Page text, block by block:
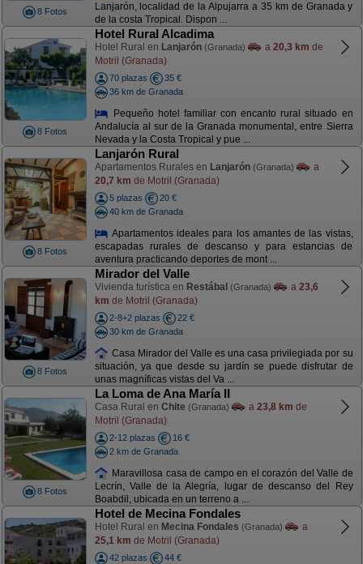
8 Fotos
Lanjarón, localidad de la Alpujarra a 35 km de Granada y
de la costa Tropical. Dispon ...
8 Fotos
Hotel Rural Alcadima
Hotel Rural en Lanjarón (Granada) a 20,3 km de
Motril (Granada)
70 plazas
35 €
36 km de Granada
Pequeño hotel familiar con encanto rural situado en
Andalucía al sur de la Granada monumental, entre Sierra
Nevada y la Costa Tropical y pue ...
8 Fotos
Lanjarón Rural
Apartamentos Rurales en Lanjarón (Granada)
a
20,7 km de Motril (Granada)
5 plazas
20 €
40 km de Granada
Apartamentos ideales para los amantes de las vistas,
escapadas rurales de descanso y para estancias de
aventura practicando deportes de mont ...
8 Fotos
Mirador del Valle
Vivienda turística en Restábal (Granada) a 23,6
km de Motril (Granada)
2-8+2 plazas
22 €
30 km de Granada
Casa Mirador del Valle es una casa privilegiada por su
situación, ya que desde su jardín se puede disfrutar de
unas magníficas vistas del Va ...
8 Fotos
La Loma de Ana María II
Casa Rural en Chite (Granada) a 23,8 km de
Motril (Granada)
2-12 plazas
16 €
2 km de Granada
Maravillosa casa de campo en el corazón del Valle de
Lecrín, Valle de la Alegría, lugar de descanso del Rey
Boabdil, ubicada en un terreno a ...
Hotel de Mecina Fondales
Hotel Rural en Mecina Fondales (Granada)
a
25,1 km de Motril (Granada)
42 plazas 44 €